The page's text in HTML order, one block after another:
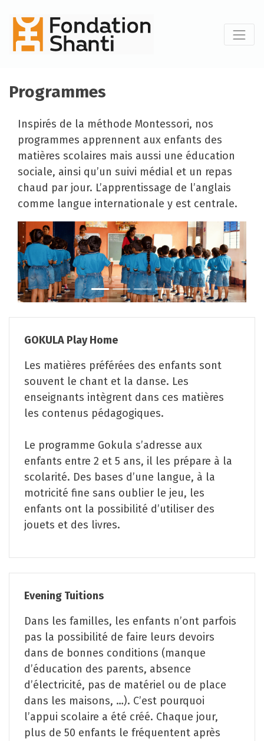
Programmes
Inspirés de la méthode Montessori, nos
programmes apprennent aux enfants des
matières scolaires mais aussi une éducation
sociale, ainsi qu’un suivi médial et un repas
chaud par jour. L’apprentissage de l’anglais
comme langue internationale y est centrale.
GOKULA Play Home
Les matières préférées des enfants sont
souvent le chant et la danse. Les
enseignants intègrent dans ces matières
les contenus pédagogiques.
Le programme Gokula s’adresse aux
enfants entre 2 et 5 ans, il les prépare à la
scolarité. Des bases d’une langue, à la
motricité fine sans oublier le jeu, les
enfants ont la possibilité d’utiliser des
jouets et des livres.
Evening Tuitions
Dans les familles, les enfants n’ont parfois
pas la possibilité de faire leurs devoirs
dans de bonnes conditions (manque
d’éducation des parents, absence
d’électricité, pas de matériel ou de place
dans les maisons, …). C’est pourquoi
l’appui scolaire a été créé. Chaque jour,
plus de 50 enfants le fréquentent après